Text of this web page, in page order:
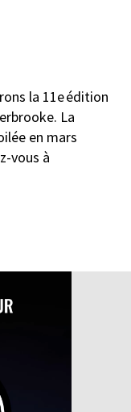
la 11e édition
La
en mars
vous à